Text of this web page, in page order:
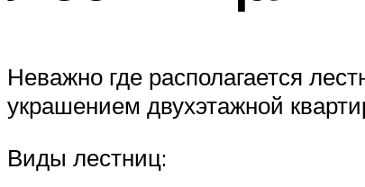
Неважно где располагается
украшением двухэтажной
Виды лестниц: